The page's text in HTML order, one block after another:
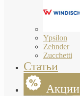
Ypsilon
Zehnder
Zucchetti
Статьи
Акции